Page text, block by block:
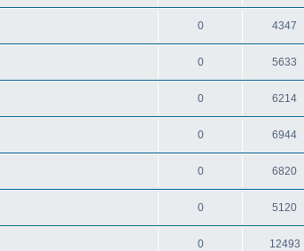
0 4347
0 5633
0 6214
0 6944
0 6820
0 5120
0 12493